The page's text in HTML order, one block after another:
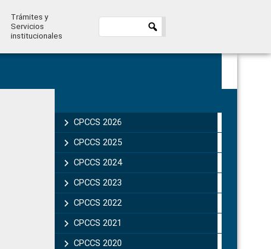
Trámites y
Servicios
institucionales
Sidebar
CPCCS 2026
CPCCS 2025
CPCCS 2024
CPCCS 2023
CPCCS 2022
CPCCS 2021
CPCCS 2020